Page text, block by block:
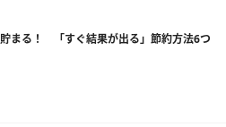
まる！ 「すぐ結果が出る」節約方法6つ